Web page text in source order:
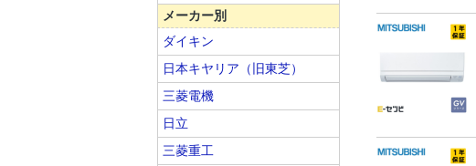
メーカー別
ダイキン
日本キヤリア（旧東芝）
三菱電機
日立
三菱重工